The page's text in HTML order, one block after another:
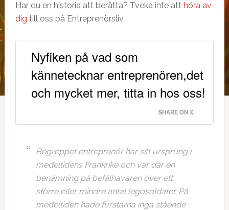
Har du en historia att berätta? Tveka inte att höra av
dig till oss på Entreprenörsliv.
Nyfiken på vad som
kännetecknar entreprenören,det
och mycket mer, titta in hos oss!
SHARE ON X
Begreppet entreprenör har sitt ursprung i
medeltidens Frankrike och var där en
benämning på befälhavaren över ett
större eller mindre antal legosoldater. På
medeltiden hade furstarna inga stående